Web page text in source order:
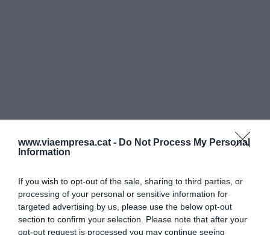
www.viaempresa.cat - Do Not Process My Personal
Information
If you wish to opt-out of the sale, sharing to third parties, or
processing of your personal or sensitive information for
targeted advertising by us, please use the below opt-out
section to confirm your selection. Please note that after your
opt-out request is processed you may continue seeing